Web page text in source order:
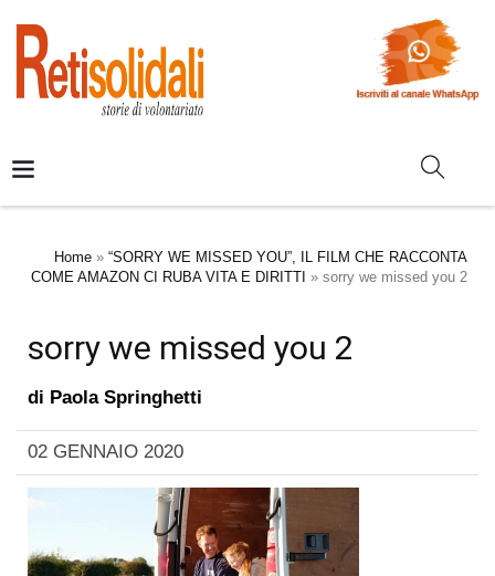
Home » “SORRY WE MISSED YOU”, IL FILM CHE RACCONTA
COME AMAZON CI RUBA VITA E DIRITTI » sorry we missed you 2
sorry we missed you 2
di Paola Springhetti
02 GENNAIO 2020